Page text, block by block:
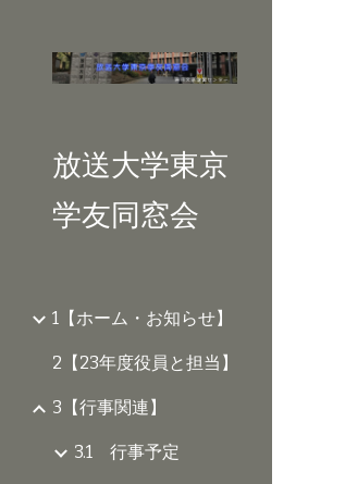
放送大学東京
学友同窓会
1【ホーム・お知らせ】
2【23年度役員と担当】
3【行事関連】
3.1 行事予定